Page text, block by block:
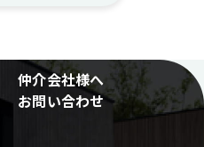
仲介会社様へ
お問い合わせ